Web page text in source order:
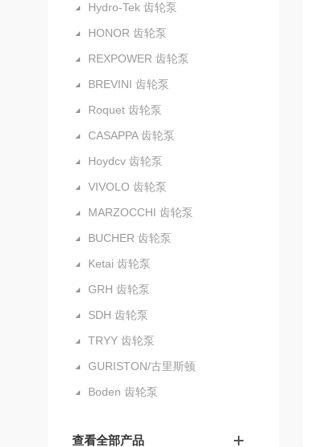
Hydro-Tek 齿轮泵
HONOR 齿轮泵
REXPOWER 齿轮泵
BREVINI 齿轮泵
Roquet 齿轮泵
CASAPPA 齿轮泵
Hoydcv 齿轮泵
VIVOLO 齿轮泵
MARZOCCHI 齿轮泵
BUCHER 齿轮泵
Ketai 齿轮泵
GRH 齿轮泵
SDH 齿轮泵
TRYY 齿轮泵
GURISTON/古里斯顿
Boden 齿轮泵
查看全部产品